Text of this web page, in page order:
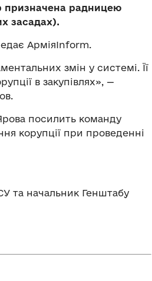
призначена радницею
засадах).
АрміяInform.
змін у системі. Її
в закупівлях», —
посилить команду
корупції при проведенні
та начальник Генштабу